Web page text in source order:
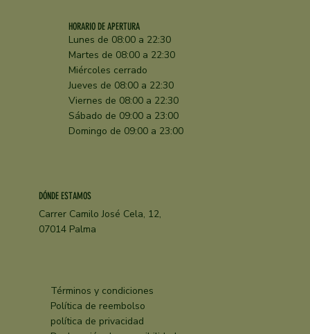
HORARIO DE APERTURA
Lunes de 08:00 a 22:30
Martes de 08:00 a 22:30
Miércoles cerrado
Jueves de 08:00 a 22:30
Viernes de 08:00 a 22:30
Sábado de 09:00 a 23:00
Domingo de 09:00 a 23:00
DÓNDE ESTAMOS
Carrer Camilo José Cela, 12,
07014 Palma
Términos y condiciones
Política de reembolso
política de privacidad